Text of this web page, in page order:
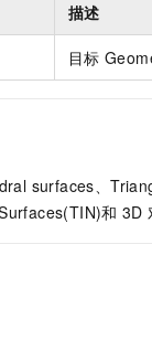
描述
目标
surfaces、
和 3D